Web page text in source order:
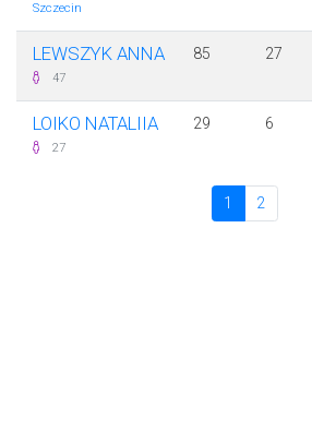
Szczecin
LEWSZYK ANNA
47
85 27
LOIKO NATALIIA
27
29 6
1 2